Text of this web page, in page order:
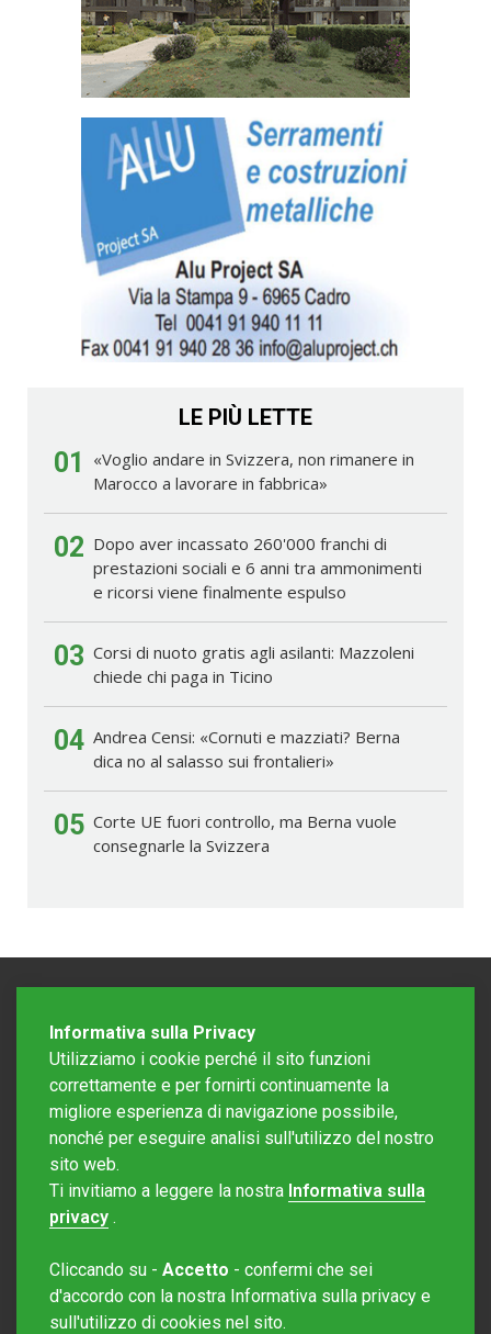
LE PIÙ LETTE
01
«Voglio andare in Svizzera, non rimanere in
Marocco a lavorare in fabbrica»
02 Dopo aver incassato 260'000 franchi di
prestazioni sociali e 6 anni tra ammonimenti
e ricorsi viene finalmente espulso
03 Corsi di nuoto gratis agli asilanti: Mazzoleni
chiede chi paga in Ticino
04 Andrea Censi: «Cornuti e mazziati? Berna
dica no al salasso sui frontalieri»
05 Corte UE fuori controllo, ma Berna vuole
consegnarle la Svizzera
Editore Rotostampa SA
Sito creato daRedesign
Informativa sulla Privacy
Utilizziamo i cookie perché il sito funzioni
correttamente e per fornirti continuamente la
migliore esperienza di navigazione possibile,
nonché per eseguire analisi sull'utilizzo del nostro
sito web.
Ti invitiamo a leggere la nostra Informativa sulla
privacy .
Cliccando su - Accetto - confermi che sei
d'accordo con la nostra Informativa sulla privacy e
sull'utilizzo di cookies nel sito.